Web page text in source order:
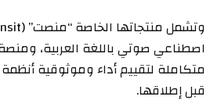
متكاملة لتقييم أداء وموثوقية
قبل إطلاقها.